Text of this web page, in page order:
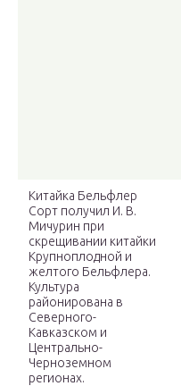
Китайка Бельфлер
Сорт получил И. В.
Мичурин при
скрещивании китайки
Крупноплодной и
желтого Бельфлера.
Культура
районирована в
Северного-
Кавказском и
Центрально-
Черноземном
регионах.